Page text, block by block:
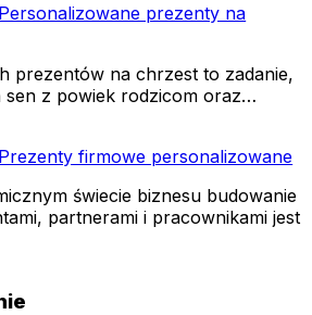
Personalizowane prezenty na
prezentów na chrzest to zadanie,
sen z powiek rodzicom oraz…
Prezenty firmowe personalizowane
świecie biznesu budowanie
partnerami i pracownikami jest